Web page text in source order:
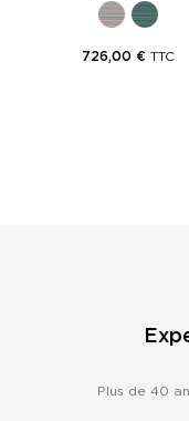
726,00 € TTC
Plus de 40